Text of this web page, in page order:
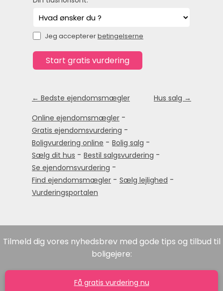
Jeg acceptererbetingelserne
← Bedste ejendomsmægler
Hus salg →
Online ejendomsmægler -
Gratis ejendomsvurdering -
Boligvurdering online - Bolig salg -
Sælg dit hus - Bestil salgsvurdering -
Se ejendomsvurdering -
Find ejendomsmægler - Sælg lejlighed -
Vurderingsportalen
Tilmeld dig vores nyhedsbrev med gode tips og tilbud til
boligejere:
Få gratis vurdering nu